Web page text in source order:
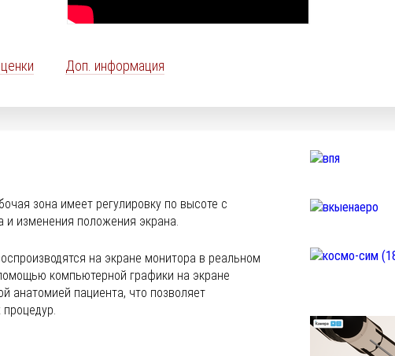
Доп. информация
зона имеет регулировку по высоте с
и изменения положения экрана.
на экране монитора в реальном
компьютерной графики на экране
анатомией пациента, что позволяет